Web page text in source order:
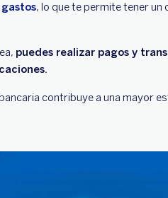
, lo que te permite tener
puedes realizar pagos y
contribuye a una mayor